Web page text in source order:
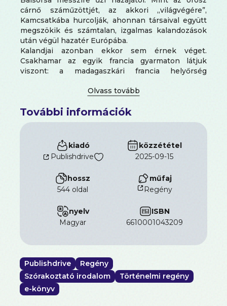
cárnő száműzöttjét, az akkori „világvégére”,
Kamcsatkába hurcolják, ahonnan társaival együtt
megszökik és számtalan, izgalmas kalandozások
után végül hazatér Európába.
Kalandjai azonban ekkor sem érnek véget.
Csakhamar az egyik francia gyarmaton látjuk
viszont: a madagaszkári francia helyőrség
„kalandor”, a „világcsavargó”, a nyughatatlan
szerető, tisztelő és a nép szabadságáért életét is
áldozni kész, rendkívüli hős.
A madagaszkári bennszülöttek megszeretik, s
végül királyukká választják.
Máig is így él a köztudatban: „Benyovszki Móric,
Madagaszkár magyar királya”.
További információk
kiadó
Publishdrive
közzététel
2025-09-15
hossz
544 oldal
műfaj
Regény
nyelv
magyar
ISBN
6610001043209
Publishdrive
Regény
Szórakoztató irodalom
Történelmi regény
e-könyv